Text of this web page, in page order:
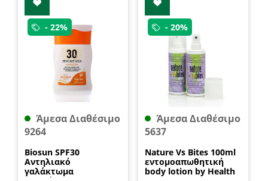
- 22%
Άμεσα Διαθέσιμο
9264
Biosun SPF30
Αντηλιακό
γαλάκτωμα
- 20%
Άμεσα Διαθέσιμο
5637
Nature Vs Bites 100ml
εντομοαπωθητική
body lotion by Health